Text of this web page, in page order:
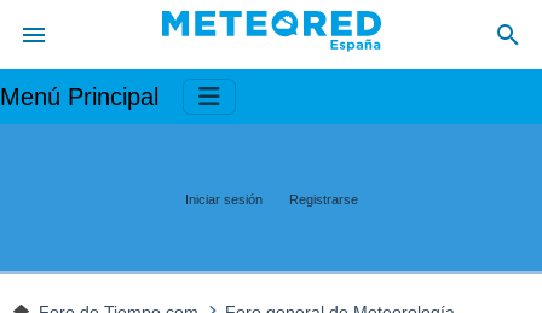
Menú Principal
Iniciar sesión Registrarse